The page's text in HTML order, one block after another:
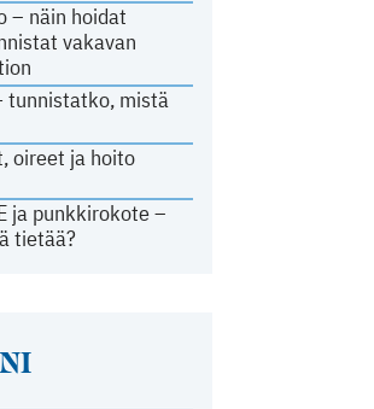
– näin hoidat
vakavan
tunnistatko, mistä
oireet ja hoito
ja punkkirokote –
tietää?